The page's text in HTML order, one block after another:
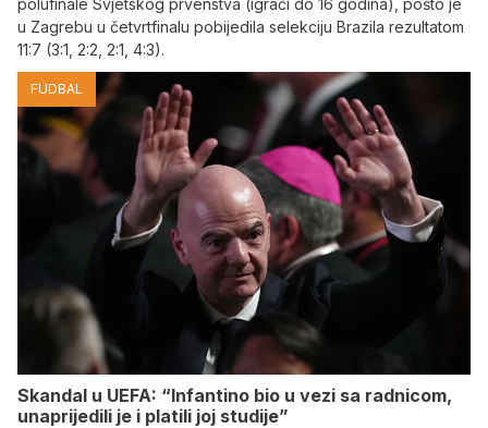
polufinale Svjetskog prvenstva (igrači do 16 godina), pošto je
u Zagrebu u četvrtfinalu pobijedila selekciju Brazila rezultatom
11:7 (3:1, 2:2, 2:1, 4:3).
FUDBAL
Skandal u UEFA: “Infantino bio u vezi sa radnicom,
unaprijedili je i platili joj studije”